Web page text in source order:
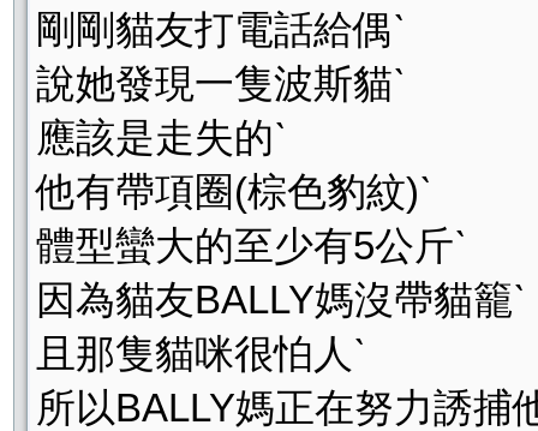
剛剛貓友打電話給偶ˋ
說她發現一隻波斯貓ˋ
應該是走失的ˋ
他有帶項圈(棕色豹紋)ˋ
體型蠻大的至少有5公斤ˋ
因為貓友BALLY媽沒帶貓籠ˋ
且那隻貓咪很怕人ˋ
所以BALLY媽正在努力誘捕